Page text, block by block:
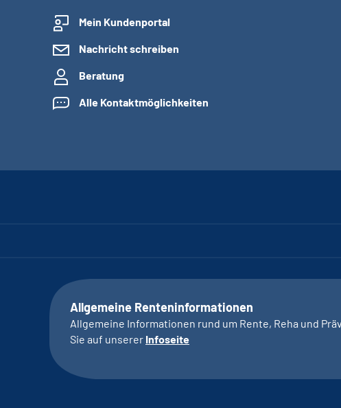
Mein Kundenportal
Nachricht schreiben
Beratung
Alle Kontaktmöglichkeiten
Allgemeine Renteninformationen
Allgemeine Informationen rund um Rente, Reha und
Sie auf unserer Infoseite